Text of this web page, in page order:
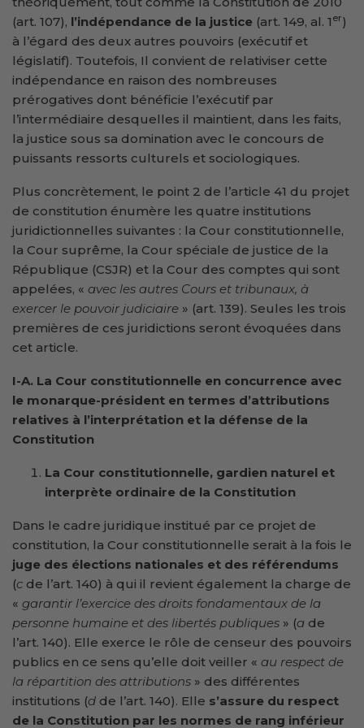
(art. 107), l’indépendance de la justice (art. 149, al. 1 er)
à l’égard des deux autres pouvoirs (exécutif et
législatif). Toutefois, Il convient de relativiser cette
indépendance en raison des nombreuses
prérogatives dont bénéficie l’exécutif par
l’intermédiaire desquelles il maintient, dans les faits,
la justice sous sa domination avec le concours de
puissants ressorts culturels et sociologiques.
Plus concrètement, le point 2 de l’article 41 du projet
de constitution énumère les quatre institutions
juridictionnelles suivantes : la Cour constitutionnelle,
la Cour suprême, la Cour spéciale de justice de la
République (CSJR) et la Cour des comptes qui sont
appelées, « avec les autres Cours et tribunaux, à
exercer le pouvoir judiciaire » (art. 139). Seules les trois
premières de ces juridictions seront évoquées dans
cet article.
I-A. La Cour constitutionnelle en concurrence avec
le monarque-président en termes d’attributions
relatives à l’interprétation et la défense de la
Constitution
La Cour constitutionnelle, gardien naturel et
interprète ordinaire de la Constitution
Dans le cadre juridique institué par ce projet de
constitution, la Cour constitutionnelle serait à la fois le
juge des élections nationales et des référendums
(c de l’art. 140) à qui il revient également la charge de
« garantir l’exercice des droits fondamentaux de la
personne humaine et des libertés publiques » (a de
l’art. 140). Elle exerce le rôle de censeur des pouvoirs
publics en ce sens qu’elle doit veiller « au respect de
la répartition des attributions » des différentes
institutions (d de l’art. 140). Elle s’assure du respect
de la Constitution par les normes de rang inférieur